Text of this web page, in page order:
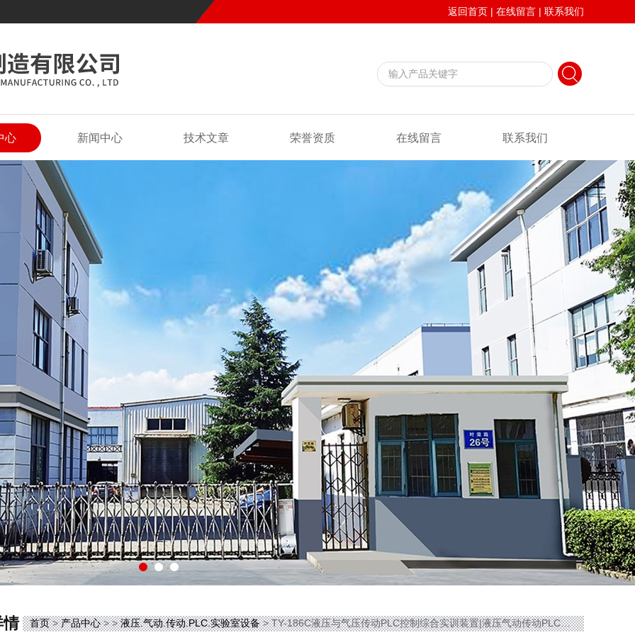
返回首页 | 在线留言 | 联系我们
心 新闻中心 技术文章 荣誉资质 在线留言 联系我们
情 首页>产品中心> >液压.气动.传动.PLC.实验室设备> TY-186C液压与气压传动PLC控制综合实训装置|液压气动传动PLC实验装置